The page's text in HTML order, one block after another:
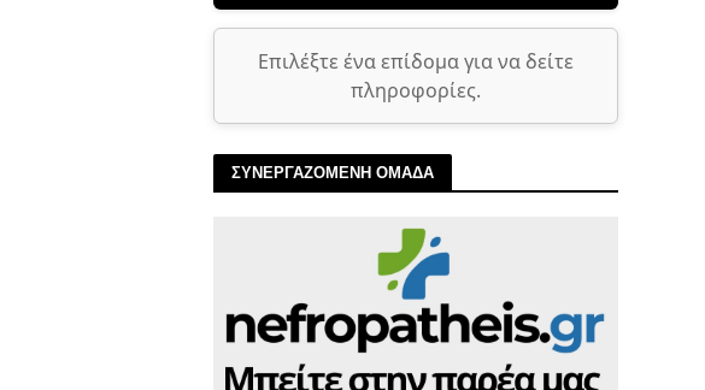
Επιλέξτε ένα επίδομα για να δείτε
πληροφορίες.
ΣΥΝΕΡΓΑΖΟΜΕΝΗ ΟΜΑΔΑ